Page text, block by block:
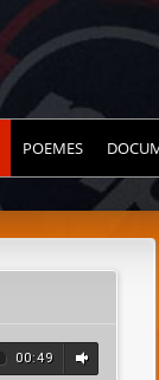
POEMES
00:49